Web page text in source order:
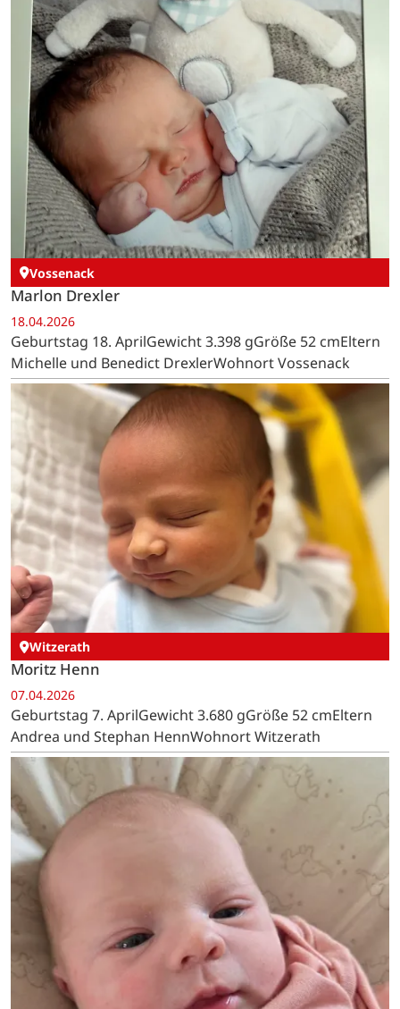
Vossenack
Marlon Drexler
18.04.2026
Geburtstag 18. AprilGewicht 3.398 gGröße 52 cmEltern
Michelle und Benedict DrexlerWohnort Vossenack
Witzerath
Moritz Henn
07.04.2026
Geburtstag 7. AprilGewicht 3.680 gGröße 52 cmEltern
Andrea und Stephan HennWohnort Witzerath